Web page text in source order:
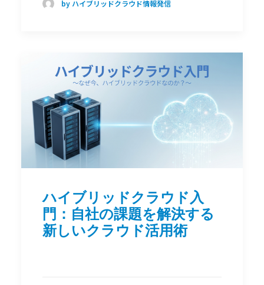
by ハイブリッドクラウド情報発信
ハイブリッドクラウド入
門：自社の課題を解決する
新しいクラウド活用術